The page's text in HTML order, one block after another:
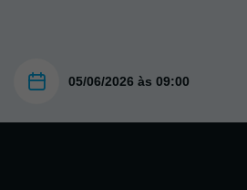
05/06/2026 às 09:00